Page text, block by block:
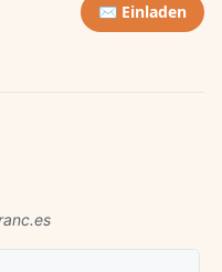
✉️ Einladen